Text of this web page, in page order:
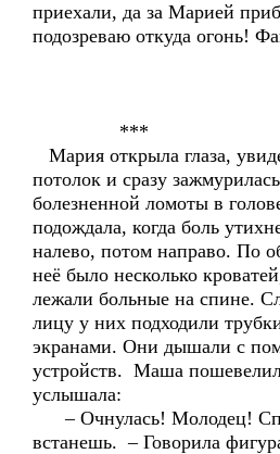
приехали, да за Марией
подозреваю откуда огонь!
***
Мария открыла глаза,
потолок и сразу
болезненной ломоты в
подождала, когда боль
налево, потом направо. По
неё было несколько
лежали больные на спине.
лицу у них подходили
экранами. Они дышали с
устройств. Маша
услышала:
– Очнулась! Молодец!
встанешь. – Говорила